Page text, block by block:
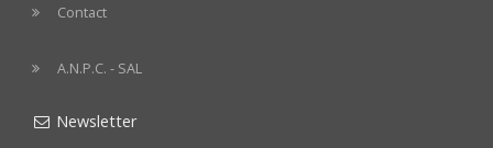
Contact
A.N.P.C. - SAL
Newsletter